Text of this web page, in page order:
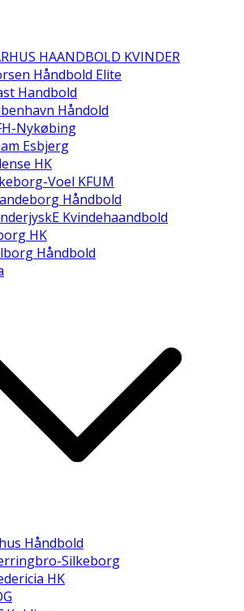
HAANDBOLD KVINDER
Håndbold Elite
Handbold
Håndold
Nykøbing
Esbjerg
HK
Voel KFUM
Håndbold
Kvindehaandbold
HK
Håndbold
Håndbold
Silkeborg
HK